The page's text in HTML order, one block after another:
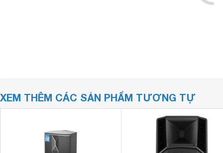
XEM THÊM CÁC SẢN PHẨM TƯƠNG TỰ